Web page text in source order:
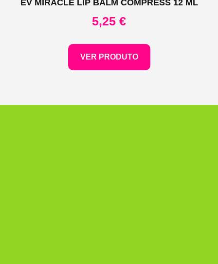
EV MIRACLE LIP BALM COMPRESS 12 ML
5,25 €
VER PRODUTO